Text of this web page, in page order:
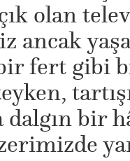
olan
ancak
fert gibi
dalgın bir